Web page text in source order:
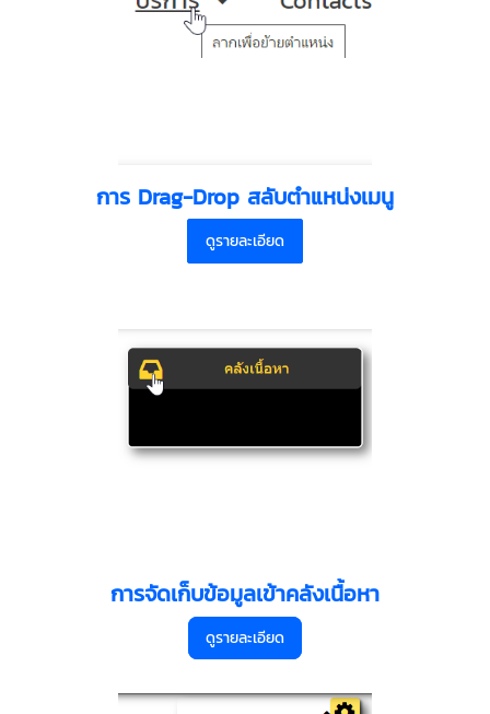
การ Drag-Drop สลับตำแหน่งเมนู
ดูรายละเอียด
การจัดเก็บข้อมูลเข้าคลังเนื้อหา
ดูรายละเอียด